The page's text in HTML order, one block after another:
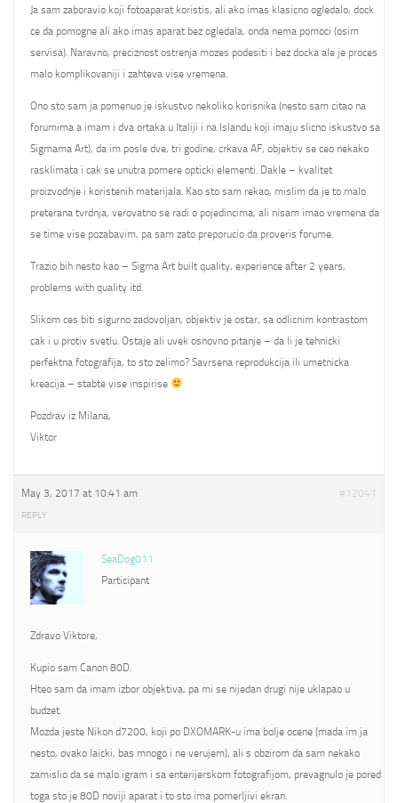
Ja sam zaboravio koji fotoaparat koristis, ali ako imas klasicno ogledalo, dock
ce da pomogne ali ako imas aparat bez ogledala, onda nema pomoci (osim
servisa). Naravno, preciznost ostrenja mozes podesiti i bez docka ale je proces
malo komplikovaniji i zahteva vise vremena.
Ono sto sam ja pomenuo je iskustvo nekoliko korisnika (nesto sam citao na
forumima a imam i dva ortaka u Italiji i na Islandu koji imaju slicno iskustvo sa
Sigmama Art), da im posle dve, tri godine, crkava AF, objektiv se ceo nekako
rasklimata i cak se unutra pomere opticki elementi. Dakle – kvalitet
proizvodnje i koristenih materijala. Kao sto sam rekao, mislim da je to malo
preterana tvrdnja, verovatno se radi o pojedincima, ali nisam imao vremena da
se time vise pozabavim, pa sam zato preporucio da proveris forume.
Trazio bih nesto kao – Sigma Art built quality, experience after 2 years,
problems with quality itd.
Slikom ces biti sigurno zadovoljan, objektiv je ostar, sa odlicnim kontrastom
cak i u protiv svetlu. Ostaje ali uvek osnovno pitanje – da li je tehnicki
perfektna fotografija, to sto zelimo? Savrsena reprodukcija ili umetnicka
kreacija – stabte vise inspirise
Pozdrav iz Milana,
Viktor
May 3, 2017 at 10:41 am #12041
REPLY
SeaDog011
Participant
Zdravo Viktore,
Kupio sam Canon 80D.
Hteo sam da imam izbor objektiva, pa mi se nijedan drugi nije uklapao u
budzet.
Mozda jeste Nikon d7200, koji po DXOMARK-u ima bolje ocene (mada im ja
nesto, ovako laicki, bas mnogo i ne verujem), ali s obzirom da sam nekako
zamislio da se malo igram i sa enterijerskom fotografijom, prevagnulo je pored
toga sto je 80D noviji aparat i to sto ima pomerljivi ekran.